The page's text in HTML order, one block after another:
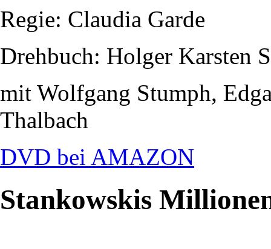
Regie: Claudia Garde
Drehbuch: Holger Karsten
mit Wolfgang Stumph,
Thalbach
DVD bei AMAZON
Stankowskis